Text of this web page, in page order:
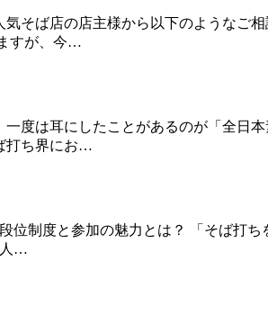
そば店の店主様から以下のようなご
すが、今…
度は耳にしたことがあるのが「全日
打ち界にお…
位制度と参加の魅力とは？ 「そば打
人…